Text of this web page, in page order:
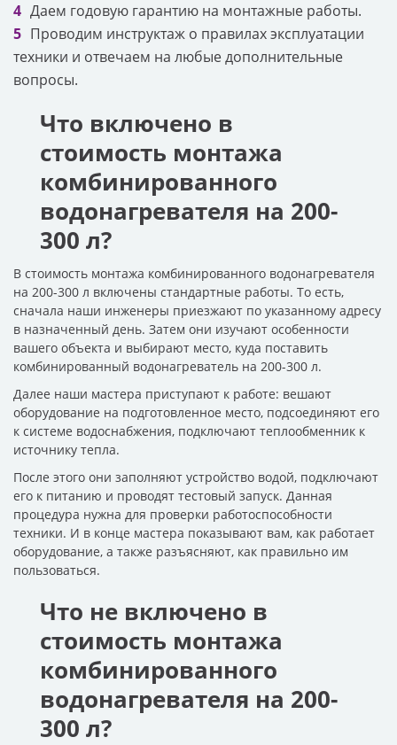
Даем годовую гарантию на монтажные работы.
Проводим инструктаж о правилах эксплуатации
техники и отвечаем на любые дополнительные
вопросы.
Что включено в
стоимость монтажа
комбинированного
водонагревателя на 200-
300 л?
В стоимость монтажа комбинированного водонагревателя
на 200-300 л включены стандартные работы. То есть,
сначала наши инженеры приезжают по указанному адресу
в назначенный день. Затем они изучают особенности
вашего объекта и выбирают место, куда поставить
комбинированный водонагреватель на 200-300 л.
Далее наши мастера приступают к работе: вешают
оборудование на подготовленное место, подсоединяют его
к системе водоснабжения, подключают теплообменник к
источнику тепла.
После этого они заполняют устройство водой, подключают
его к питанию и проводят тестовый запуск. Данная
процедура нужна для проверки работоспособности
техники. И в конце мастера показывают вам, как работает
оборудование, а также разъясняют, как правильно им
пользоваться.
Что не включено в
стоимость монтажа
комбинированного
водонагревателя на 200-
300 л?